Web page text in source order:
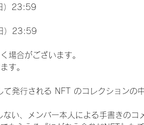
）23:59
）23:59
場合がございます。
す。
発行される NFT のコレクションの中
い、メンバー本人による手書きのコ